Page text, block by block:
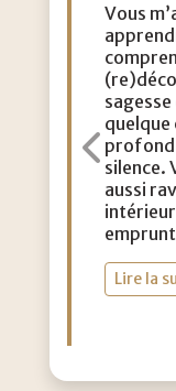
Vous
quelque
profond
silence.
aussi
Lire la